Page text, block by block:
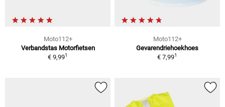
Moto112+
Verbandstas Motorfietsen
€ 9,991
Moto112+
Gevarendriehoekhoes
€ 7,991